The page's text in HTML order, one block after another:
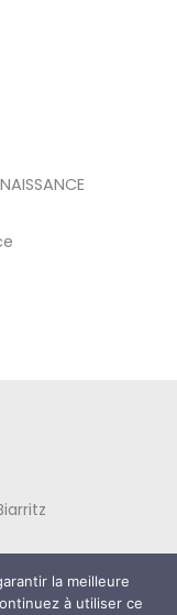
la meilleure
à utiliser ce